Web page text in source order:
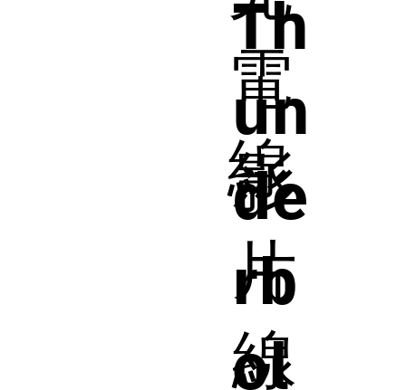
Th
un
de
rb
ol
電
線
影
片
線